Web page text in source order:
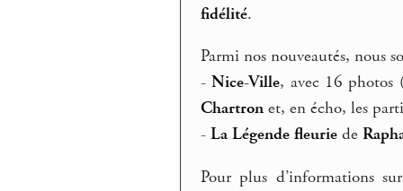
fidélité.
Parmi nos nouveautés, nous
-Nice-Ville, avec 16 photos
Chartron et, en écho, les
-La Légende fleurie de
Pour plus d’informations